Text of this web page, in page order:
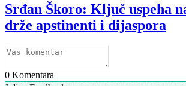
Srđan Škoro: Ključ uspeha
drže apstinenti i dijaspora
0 Komentara